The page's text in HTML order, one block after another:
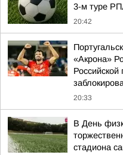
3-м туре
20:42
«Акрона»
20:33
В День
стадиона